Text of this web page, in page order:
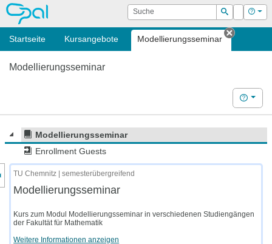
OPAL Suche
Suchen
Login Hilfe
Startseite Kursangebote Modellierungsseminar
Tab
Modellierungsseminar
Hilfe
Modellierungsseminar
Enrollment Guests
des Kursmenüs
TU Chemnitz | semesterübergreifend
Modellierungsseminar
Kurs zum Modul Modellierungsseminar in verschiedenen Studiengängen
der Fakultät für Mathematik
Weitere Informationen anzeigen